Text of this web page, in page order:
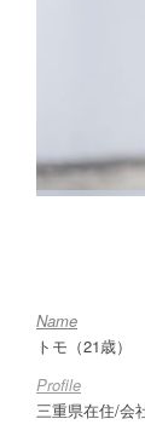
Name
トモ（21歳）
Profile
三重県在住/会